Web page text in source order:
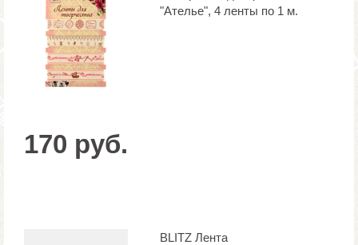
"Ателье", 4 ленты по 1 м.
170 руб.
BLITZ Лента